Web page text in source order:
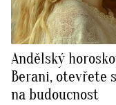
Andělský
Berani, otevřete
na budoucnost